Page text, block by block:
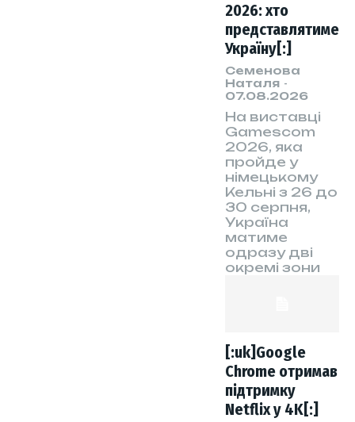
2026: хто
представлятиме
Україну[:]
Семенова
Наталя -
07.08.2026
На виставці
Gamescom
2026, яка
пройде у
німецькому
Кельні з 26 до
30 серпня,
Україна
матиме
одразу дві
окремі зони
[:uk]Google
Chrome отримав
підтримку
Netflix у 4K[:]